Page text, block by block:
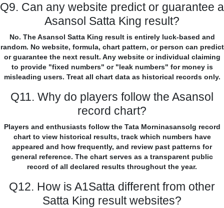
Q9. Can any website predict or guarantee a
Asansol Satta King result?
No. The Asansol Satta King result is entirely luck-based and
random. No website, formula, chart pattern, or person can predict
or guarantee the next result. Any website or individual claiming
to provide "fixed numbers" or "leak numbers" for money is
misleading users. Treat all chart data as historical records only.
Q11. Why do players follow the Asansol
record chart?
Players and enthusiasts follow the Tata Morninasansolg record
chart to view historical results, track which numbers have
appeared and how frequently, and review past patterns for
general reference. The chart serves as a transparent public
record of all declared results throughout the year.
Q12. How is A1Satta different from other
Satta King result websites?